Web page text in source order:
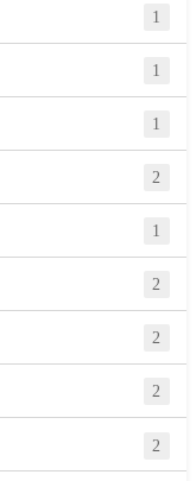
1
1
1
2
1
2
2
2
2